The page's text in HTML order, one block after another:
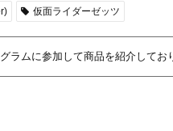
仮面ライダーゼッツ
ラムに参加して商品を紹介してお